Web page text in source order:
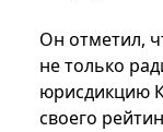
Он отметил,
не только
юрисдикцию
своего